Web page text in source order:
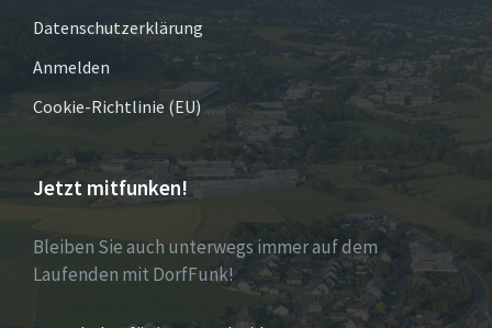
Datenschutzerklärung
Anmelden
Cookie-Richtlinie (EU)
Jetzt mitfunken!
Bleiben Sie auch unterwegs immer auf dem
Laufenden mit DorfFunk!